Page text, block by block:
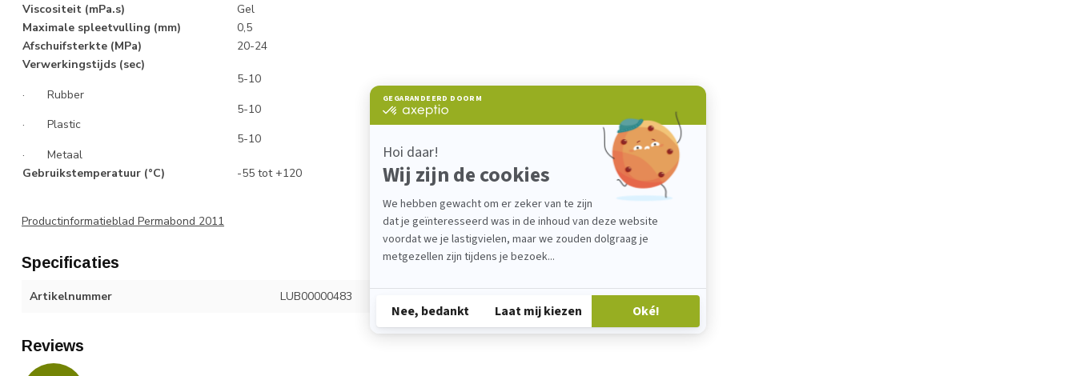
Viscositeit (mPa.s)
Gel
Maximale spleetvulling (mm)
0,5
Afschuifsterkte (MPa)
20-24
Verwerkingstijds (sec)
· Rubber
· Plastic
· Metaal
5-10
5-10
5-10
Gebruikstemperatuur (°C) -55 tot +120
Productinformatieblad Permabond 2011
Specificaties
Artikelnummer LUB00000483
Reviews